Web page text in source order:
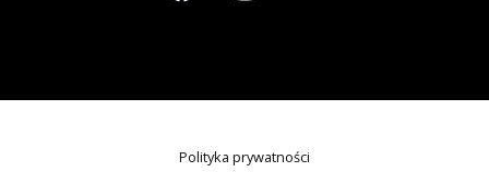
Polityka prywatności